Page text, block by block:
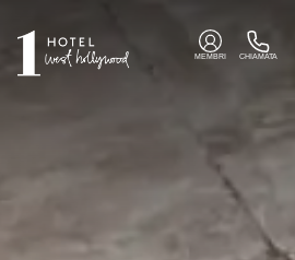
MEMBRI CHIAMATA